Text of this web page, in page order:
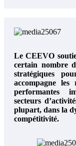
Le CEEVO
certain nombre
stratégiques
accompagne les
performantes
secteurs
plupart, dans la
compétitivité.